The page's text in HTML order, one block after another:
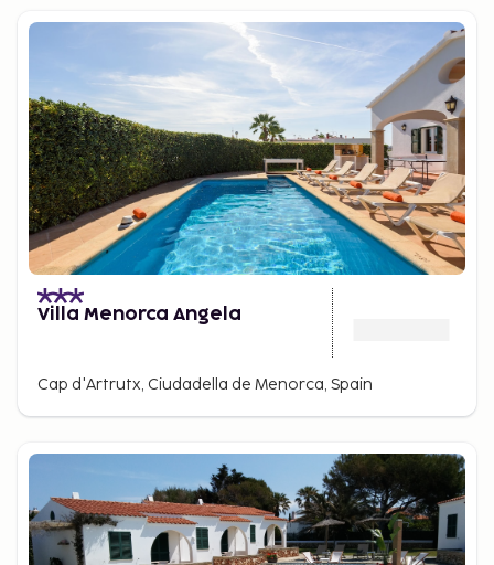
Villa Menorca Angela
Cap d'Artrutx, Ciudadella de Menorca, Spain